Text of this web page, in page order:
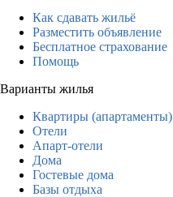
Как сдавать жильё
Разместить объявление
Бесплатное страхование
Помощь
Варианты жилья
Квартиры (апартаменты)
Отели
Апарт-отели
Дома
Гостевые дома
Базы отдыха